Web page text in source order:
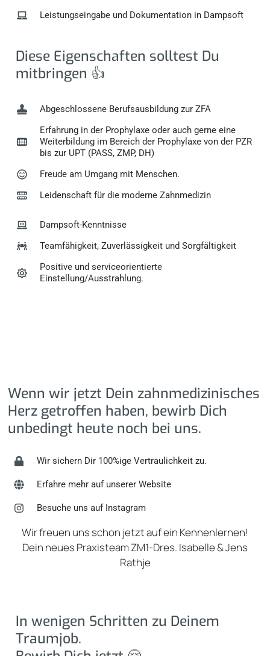
Leistungseingabe und Dokumentation in Dampsoft
Diese Eigenschaften solltest Du
mitbringen 👍
Abgeschlossene Berufsausbildung zur ZFA
Erfahrung in der Prophylaxe oder auch gerne eine
Weiterbildung im Bereich der Prophylaxe von der PZR
bis zur UPT (PASS, ZMP, DH)
Freude am Umgang mit Menschen.
Leidenschaft für die moderne Zahnmedizin
Dampsoft-Kenntnisse
Teamfähigkeit, Zuverlässigkeit und Sorgfältigkeit
Positive und serviceorientierte
Einstellung/Ausstrahlung.
Wenn wir jetzt Dein zahnmedizinisches
Herz getroffen haben, bewirb Dich
unbedingt heute noch bei uns.
Wir sichern Dir 100%ige Vertraulichkeit zu.
Erfahre mehr auf unserer Website
Besuche uns auf Instagram
Wir freuen uns schon jetzt auf ein Kennenlernen!
Dein neues Praxisteam ZM1-Dres. Isabelle & Jens
Rathje
In wenigen Schritten zu Deinem
Traumjob.